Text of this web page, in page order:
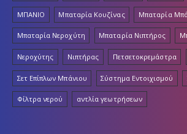
ΜΠΑΝΙΟ Μπαταρία Κουζίνας Μπαταρία
Μπαταρία Νεροχύτη Μπαταρία Νιπτήρος
Νεροχύτης Νιπτήρας Πετσετοκρεμάστρα
Σετ Επίπλων Μπάνιου Σύστημα Εντοιχισμού
Φίλτρα νερού αντλία γεωτρήσεων